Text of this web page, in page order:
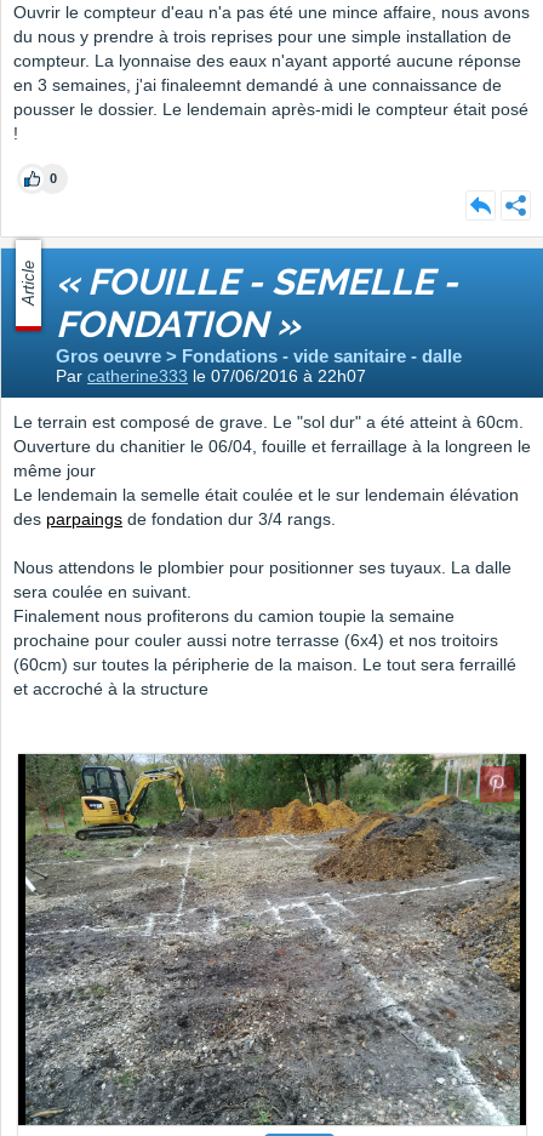
Ouvrir le compteur d'eau n'a pas été une mince affaire, nous avons
du nous y prendre à trois reprises pour une simple installation de
compteur. La lyonnaise des eaux n'ayant apporté aucune réponse
en 3 semaines, j'ai finaleemnt demandé à une connaissance de
pousser le dossier. Le lendemain après-midi le compteur était posé
!
0
Article « FOUILLE - SEMELLE -
FONDATION »
Gros oeuvre > Fondations - vide sanitaire - dalle
Par catherine333 le 07/06/2016 à 22h07
Le terrain est composé de grave. Le "sol dur" a été atteint à 60cm.
Ouverture du chanitier le 06/04, fouille et ferraillage à la longreen le
même jour
Le lendemain la semelle était coulée et le sur lendemain élévation
des parpaings de fondation dur 3/4 rangs.
Nous attendons le plombier pour positionner ses tuyaux. La dalle
sera coulée en suivant.
Finalement nous profiterons du camion toupie la semaine
prochaine pour couler aussi notre terrasse (6x4) et nos troitoirs
(60cm) sur toutes la péripherie de la maison. Le tout sera ferraillé
et accroché à la structure